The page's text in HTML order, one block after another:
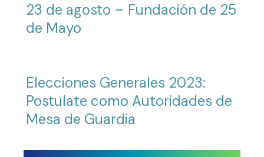
23 de agosto – Fundación de 25
de Mayo
Elecciones Generales 2023:
Postulate como Autoridades de
Mesa de Guardia